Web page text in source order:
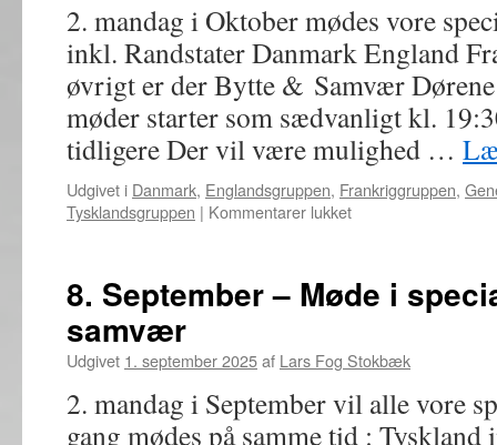
samvær
2. mandag i Oktober mødes vore
inkl. Randstater Danmark England
øvrigt er der Bytte & Samvær
møder starter som sædvanligt kl.
tidligere Der vil være mulighed …
Udgivet i Danmark, Englandsgruppen, Frankriggruppen,
Tysklandsgruppen | Kommentarer lukkettil
Møde
bytte
samvær
8. September – Møde i
samvær
Udgivet 1. september 2025af Lars Fog Stokbæk
2. mandag i September vil alle vore
gang mødes på samme tid : Tyskland